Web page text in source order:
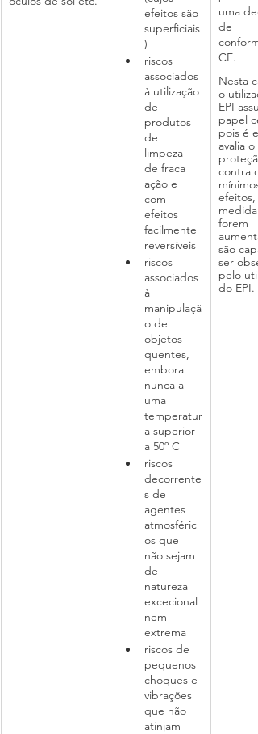
efeitos são
superficiais
)
riscos
associados
à utilização
de
produtos
de
limpeza
de fraca
ação e
com
efeitos
facilmente
reversíveis
riscos
associados
à
manipulaçã
o de
objetos
quentes,
embora
nunca a
uma
temperatur
a superior
a 50º C
riscos
decorrente
s de
agentes
atmosféric
os que
não sejam
de
natureza
excecional
nem
extrema
riscos de
pequenos
choques e
vibrações
que não
atinjam
uma
de
CE.
Nesta
o
EPI
papel
pois é
avalia
contra
efeitos,
medida
forem
são
ser
pelo
do EPI.